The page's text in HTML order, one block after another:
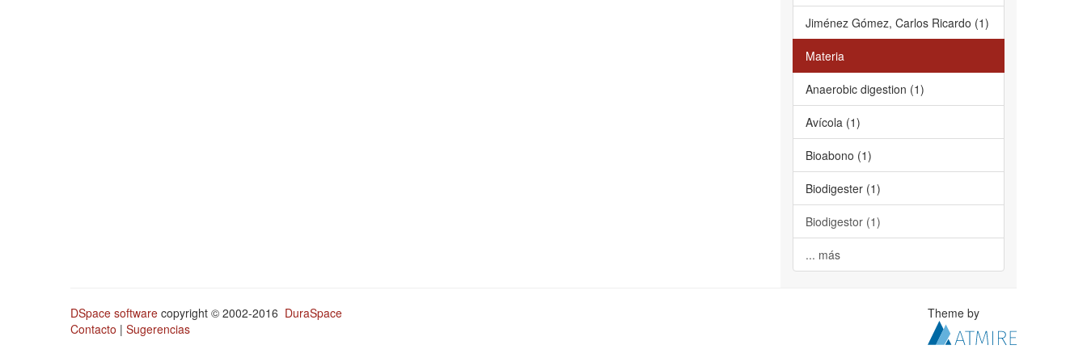
Jiménez Gómez, Carlos Ricardo (1)
Materia
Anaerobic digestion (1)
Avícola (1)
Bioabono (1)
Biodigester (1)
Biodigestor (1)
... más
DSpace software copyright © 2002-2016 DuraSpace
Contacto | Sugerencias
Theme by